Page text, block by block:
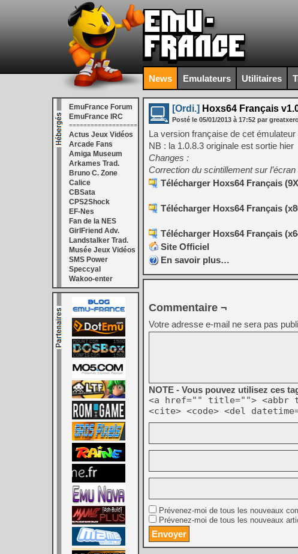
News Emulateurs Utilitaires
EmuFrance Forum
EmuFrance IRC
===================
Actus Jeux Vidéos
Arcade Fans
Amiga Museum
Arkames Trad.
Bruno C. Zone
Calice
CBSata
CPS2Shock
EF-Nes
Fan de la NES
GirlFriend Adv.
Landstalker Trad.
Musée Jeux Vidéos
SMS Power
Speccyal
Wakoo-enter
[Ordi.] Hoxs64 Français
Posté le 05/01/2013 à 17:52 par
La version française de cet émulateur
NB : la 1.0.8.3 originale est sortie hier
Changes :
Correction du scintillement sur
Télécharger Hoxs64 Français
Télécharger Hoxs64 Français
Télécharger Hoxs64 Français
Site Officiel
En savoir plus…
Commentaire ¬
Votre adresse e-mail ne sera pas
NOTE - Vous pouvez utilisez ces
<a href="" title=""> <abbr
<cite> <code> <del
Prévenez-moi de tous les nouveaux
Prévenez-moi de tous les nouveaux